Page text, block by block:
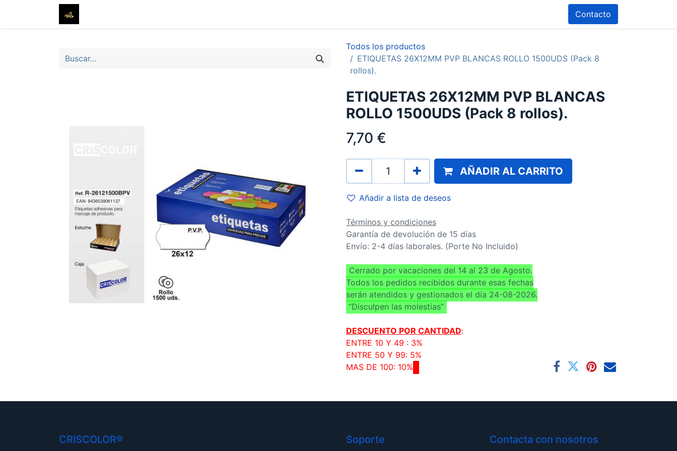
Contacto
Todos los productos
ETIQUETAS 26X12MM PVP BLANCAS ROLLO 1500UDS (Pack 8
rollos).
ETIQUETAS 26X12MM PVP BLANCAS
ROLLO 1500UDS (Pack 8 rollos).
7,70 €
AÑADIR AL CARRITO
Añadir a lista de deseos
Términos y condiciones
Garantía de devolución de 15 días
Envío: 2-4 días laborales. (Porte No Incluido)
Cerrado por vacaciones del 14 al 23 de Agosto.
Todos los pedidos recibidos durante esas fechas
serán atendidos y gestionados el día 24-08-2026.
“Disculpen las molestias”
DESCUENTO POR CANTIDAD:
ENTRE 10 Y 49 : 3%
ENTRE 50 Y 99: 5%
MAS DE 100: 10%
CRISCOLOR® Soporte Contacta con nosotros